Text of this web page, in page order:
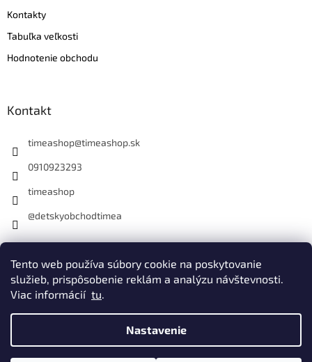
Tento web používa súbory cookie na poskytovanie
služieb, prispôsobenie reklám a analýzu návštevnosti.
Viac informácií tu.
Nastavenie
Kontakty
Tabuľka veľkosti
Hodnotenie obchodu
Kontakt
timeashop@timeashop.sk
0910923293
timeashop
@detskyobchodtimea
Instagram